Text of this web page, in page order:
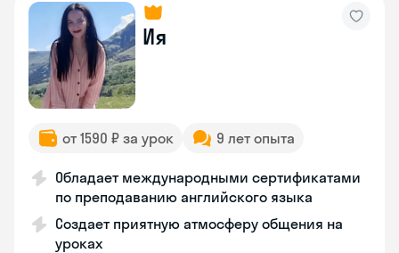
Ия
от 1590 ₽ за урок 9 лет опыта
Обладает международными сертификатами
по преподаванию английского языка
Создает приятную атмосферу общения на
уроках